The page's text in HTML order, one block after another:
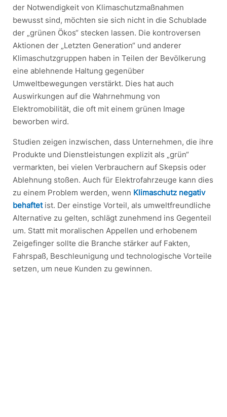
der Notwendigkeit von Klimaschutzmaßnahmen
bewusst sind, möchten sie sich nicht in die Schublade
der „grünen Ökos“ stecken lassen. Die kontroversen
Aktionen der „Letzten Generation“ und anderer
Klimaschutzgruppen haben in Teilen der Bevölkerung
eine ablehnende Haltung gegenüber
Umweltbewegungen verstärkt. Dies hat auch
Auswirkungen auf die Wahrnehmung von
Elektromobilität, die oft mit einem grünen Image
beworben wird.
Studien zeigen inzwischen, dass Unternehmen, die ihre
Produkte und Dienstleistungen explizit als „grün“
vermarkten, bei vielen Verbrauchern auf Skepsis oder
Ablehnung stoßen. Auch für Elektrofahrzeuge kann dies
zu einem Problem werden, wenn Klimaschutz negativ
behaftetist. Der einstige Vorteil, als umweltfreundliche
Alternative zu gelten, schlägt zunehmend ins Gegenteil
um. Statt mit moralischen Appellen und erhobenem
Zeigefinger sollte die Branche stärker auf Fakten,
Fahrspaß, Beschleunigung und technologische Vorteile
setzen, um neue Kunden zu gewinnen.